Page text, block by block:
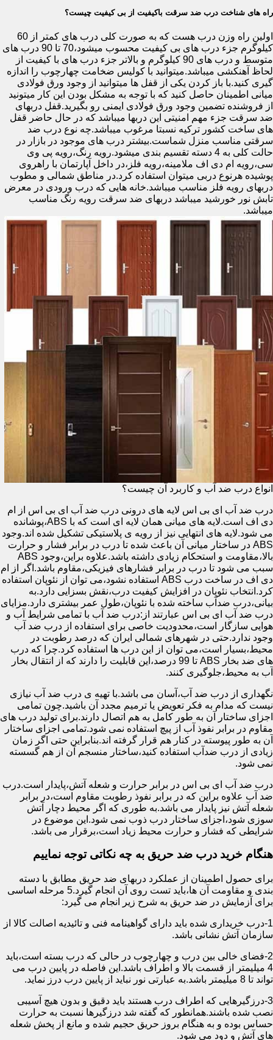
راه های شناخت درب ضد سرقت باکیفیت از بی کیفیت چیست؟
اولین راه وزن درب هست که به صورت کلی درب های کمتر از 60
کیلوگرم جزء درب های بی کیفیت محسوب میشود،70 تا 90 درب های
متوسط و درب های 90 کیلوگرم و بالاتر جزء درب های با کیفیت از
لحاظ آهنکشی میباشد.میتوانید با کولیس ضخامت چهارچوب را اندازه
گیری کنید.با باز کردن یکی از قفل ها میتوانید از وجود ورق فولادی
میانی اطمینان حاصل کنید که با توجه به مشکل بودن این کار میتونید
از فروشنده تضمین وجود ورق فولادی ایمنی رو بگیرید.قفل دربهای
ضد سرقت جزء مهم امنیتی این دربها میباشد که در حال حاضر قفل
های ساخت کشور ترکیه نسبتا مرغوب میباشد.چه نوع درب ضد
سرقتی مناسب منزل شماست.بیشتر درب های موجود در بازار در
حالت کلی به 4 دسته تقسیم بندی میشود.رویه رنگ،رویه پی وی
سی،رویه ام دی اف ملامینه،رویه فلز،در داخل آپارتمان با راهروی
پوشیده هرنوع دربی میتوان استفاده کرد.در مناطق شمالی و مطوب
دربهای رویه فلز مناسب میباشد.خانه هایی که درب ورودی در معرض
تابش نور خورشید میباشد دربهای ضد سرقت رویه رنگ مناسب
میباشد.
انواع درب ضد آب و کاربرد آن چیست؟
درب ضد آب ای بی اس لایه های درونی درب ضد آب ای بی اس از ام
دی اف است.لایه های میانی همان لایه ای است که با ABS،پوشانده
می شود.لایه های انتهایی نیز از رویه ی پلاستیکی تشکیل شده اند.وجود
ABS در ساختار میانی آن باعث شده تا درب در برابر فشار و حرارت
بالا،مقاومت و استحکام زیادی داشته باشد.علاوه براین،وجود ABS
سبب می شود تا درب در برابر فشارهای فیزیکی،مقاوم باشد.اگر از ام
دی اف در ساخت درب ABS استفاده نشود،می توان از نئوپان استفاده
کرد.انتخاب نئوپان در افزایش کیفیت درب،نقش بسزایی دارد.به
بیانی،درب ضدآب ساخته شده با نئوپان،طول عمر بیشتری دارد.مزایای
درب ضد آب ای بی اس عبارتند از:درب ضد آب با تمامی شرایط آب و
هوایی سازگار است،محدودیت خاصی برای استفاده از درب ضد آب
وجود ندارد.حتی در شهرهای شمالی ایران که درصد رطوبت در
محیط،بسیار است،می توان از این درب ها استفاده کرد.چرا که درب
های ضد بخار ABS تا 99 درصد،این قابلیت را دارند که از انتقال بخار
آب به محیط،جلوگیری کنند.
نگهداری از درب ضد آب،آسان می باشد.با تهیه ی درب ضد آب نیازی
نیست که مدام به فکر تعویض یا ترمیم مجدد آن باشید.چون تمامی
اجزای ساختار آن به طور کامل به هم اتصال دارند.برای تولید درب های
مقاوم در برابر نفوذ آب از پیچ استفاده نمی شود.تمامی اجزای ساختار
آن به طور پیوسته در کنار هم قرار گرفته اند.بنابراین حتی اگر زمان
زیادی از درب ضدآب استفاده کنید،ساختار منسجم آن از هم گسسته
نمی شود.
درب ضد آب ای بی اس در برابر حرارت و شعله آتش،پایدار است.درب
ضد آب علاوه براین که در برابر نفوذ رطوبت مقاوم است،در برابر
شعله آتش نیز پایدار می باشد.به طوری که اگر محیط دچار آتش
سوزی شود،اجزای ساختار درب ذوب نمی شود.این موضوع در
شرایطی که فشار و حرارت محیط زیاد است،برقرار می باشد.
هنگام خرید درب ضد حریق به چه نکاتی توجه نماییم
برای حصول اطمینان از عملکرد دربهای ضد حریق مطابق با دسته
بندی و مقاومت آن ها،باید تست روی آن انجام گیرد.5 مرحله اساسی
برای آزمایش در ضد حریق به شرح زیر انجام می گیرد:
1-درب خریداری شده باید دارای گواهینامه فنی و تائیدیه اصالت کالا از
سازمان آتش نشانی باشد.
2-فضای خالی بین درب و چهارچوب در حالی که درب بسته است،باید
4 میلیمتر از قسمت بالا و اطراف باشد.این فاصله در پایین درب می
تواند تا 8 میلیمتر باشد.به عبارتی نور نباید از پایین درب درز نماید.
3-درزگیرهایی که اطراف درب هستند باید دقیق و بدون هیچ آسیبی
نصب شده باشند.همانطور که گفته شد درزگیرها نسبت به حرارت
حساس بوده و به هنگام بروز حریق حجیم شده و مانع از پخش شعله
های آتش و دود می شود.